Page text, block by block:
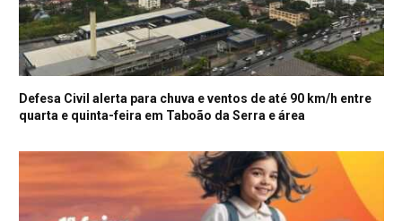
Defesa Civil alerta para chuva e ventos de até 90 km/h entre
quarta e quinta-feira em Taboão da Serra e área